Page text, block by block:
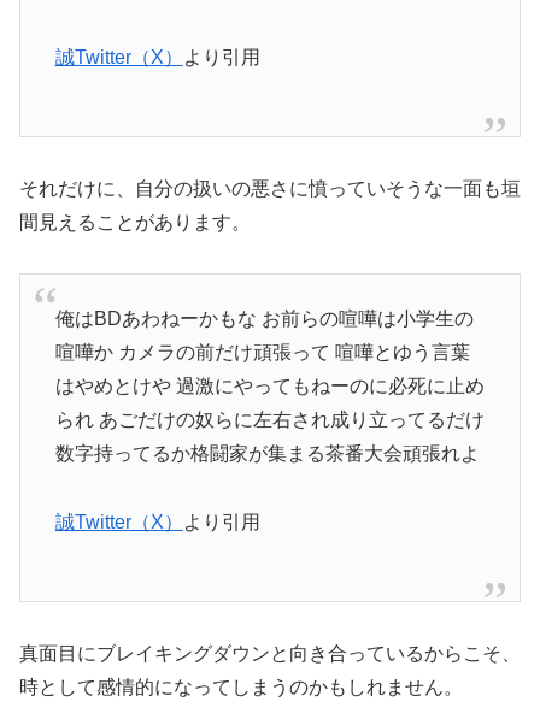
誠Twitter（X） より引用
それだけに、自分の扱いの悪さに憤っていそうな一面も垣
間見えることがあります。
俺はBDあわねーかもな お前らの喧嘩は小学生の
喧嘩か カメラの前だけ頑張って 喧嘩とゆう言葉
はやめとけや 過激にやってもねーのに必死に止め
られ あごだけの奴らに左右され成り立ってるだけ
数字持ってるか格闘家が集まる茶番大会頑張れよ
誠Twitter（X） より引用
真面目にブレイキングダウンと向き合っているからこそ、
時として感情的になってしまうのかもしれません。